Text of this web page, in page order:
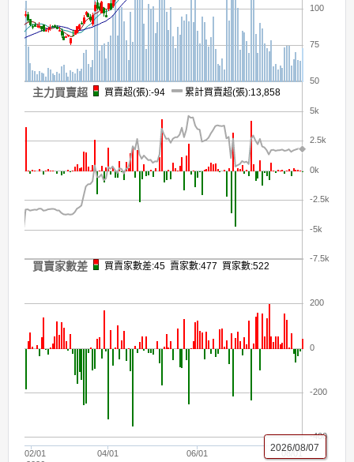
02/01
04/01 06/01 08/01
50
75
100
-7.5k
-5k
-2.5k
0k
2.5k
5k
0
-400
-200
200
2026/08/07
主力買賣超 買賣超(張):-94 累計買賣超(張):13,858
買賣家數差 買賣家數差:45 賣家數:477 買家數:522